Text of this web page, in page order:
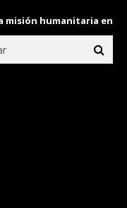
humanitaria enviada a